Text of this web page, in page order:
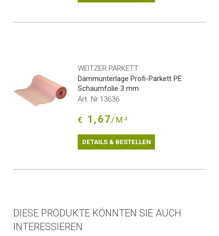
WEITZER PARKETT
Dämmunterlage Profi-Parkett PE
Schaumfolie 3 mm
Art. Nr.13636
€ 1,67/M²
DETAILS & BESTELLEN
DIESE PRODUKTE KÖNNTEN SIE AUCH
INTERESSIEREN